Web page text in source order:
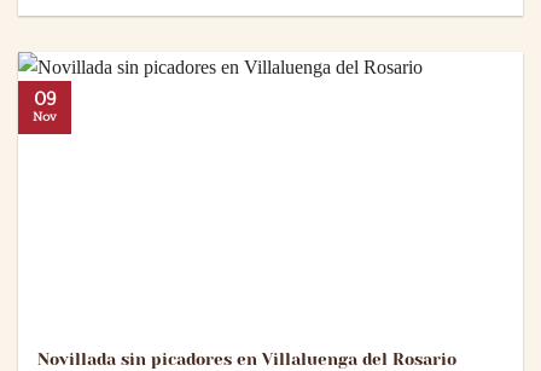
Novillada sin picadores en Villaluenga del Rosario
09
Nov